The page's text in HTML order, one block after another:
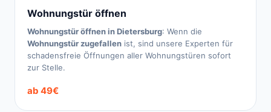
Wohnungstür öffnen
Wohnungstür öffnen in Dietersburg: Wenn die
Wohnungstür zugefallen ist, sind unsere Experten für
schadensfreie Öffnungen aller Wohnungstüren sofort
zur Stelle.
ab 49€